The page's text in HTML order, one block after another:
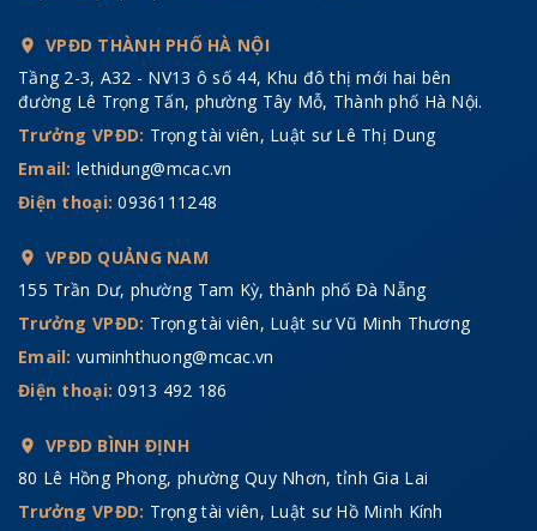
VPĐD THÀNH PHỐ HÀ NỘI
Tầng 2-3, A32 - NV13 ô số 44, Khu đô thị mới hai bên
đường Lê Trọng Tấn, phường Tây Mỗ, Thành phố Hà Nội.
Trưởng VPĐD: Trọng tài viên, Luật sư Lê Thị Dung
Email: lethidung@mcac.vn
Điện thoại:0936111248
VPĐD QUẢNG NAM
155 Trần Dư, phường Tam Kỳ, thành phố Đà Nẵng
Trưởng VPĐD: Trọng tài viên, Luật sư Vũ Minh Thương
Email: vuminhthuong@mcac.vn
Điện thoại:0913 492 186
VPĐD BÌNH ĐỊNH
80 Lê Hồng Phong, phường Quy Nhơn, tỉnh Gia Lai
Trưởng VPĐD: Trọng tài viên, Luật sư Hồ Minh Kính